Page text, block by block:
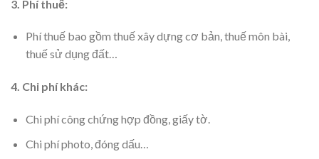
3. Phí thuế:
Phí thuế bao gồm thuế xây dựng cơ bản, thuế môn bài,
thuế sử dụng đất…
4. Chi phí khác:
Chi phí công chứng hợp đồng, giấy tờ.
Chi phí photo, đóng dấu…